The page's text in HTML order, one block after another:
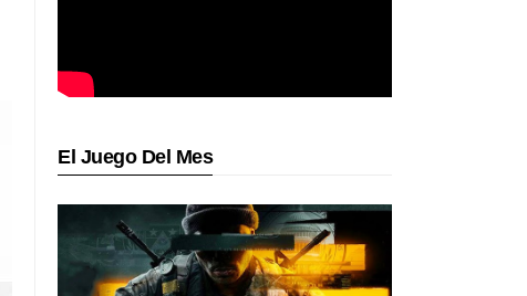
El Juego Del Mes